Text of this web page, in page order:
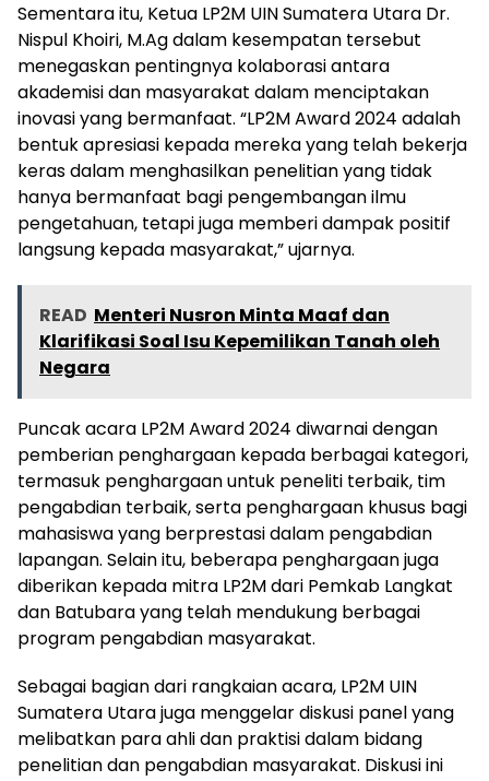
Sementara itu, Ketua LP2M UIN Sumatera Utara Dr.
Nispul Khoiri, M.Ag dalam kesempatan tersebut
menegaskan pentingnya kolaborasi antara
akademisi dan masyarakat dalam menciptakan
inovasi yang bermanfaat. “LP2M Award 2024 adalah
bentuk apresiasi kepada mereka yang telah bekerja
keras dalam menghasilkan penelitian yang tidak
hanya bermanfaat bagi pengembangan ilmu
pengetahuan, tetapi juga memberi dampak positif
langsung kepada masyarakat,” ujarnya.
READ Menteri Nusron Minta Maaf dan
Klarifikasi Soal Isu Kepemilikan Tanah oleh
Negara
Puncak acara LP2M Award 2024 diwarnai dengan
pemberian penghargaan kepada berbagai kategori,
termasuk penghargaan untuk peneliti terbaik, tim
pengabdian terbaik, serta penghargaan khusus bagi
mahasiswa yang berprestasi dalam pengabdian
lapangan. Selain itu, beberapa penghargaan juga
diberikan kepada mitra LP2M dari Pemkab Langkat
dan Batubara yang telah mendukung berbagai
program pengabdian masyarakat.
Sebagai bagian dari rangkaian acara, LP2M UIN
Sumatera Utara juga menggelar diskusi panel yang
melibatkan para ahli dan praktisi dalam bidang
penelitian dan pengabdian masyarakat. Diskusi ini